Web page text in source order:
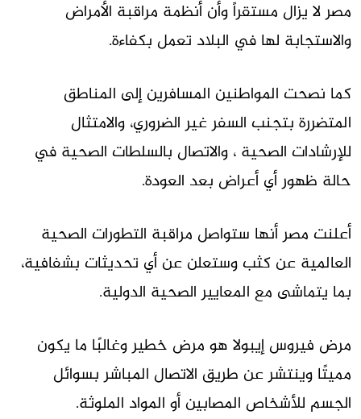
مصر لا يزال مستقراً وأن أنظمة مراقبة الأمراض
والاستجابة لها في البلاد تعمل بكفاءة.
كما نصحت المواطنين المسافرين إلى المناطق
المتضررة بتجنب السفر غير الضروري، والامتثال
للإرشادات الصحية ، والاتصال بالسلطات الصحية في
حالة ظهور أي أعراض بعد العودة.
أعلنت مصر أنها ستواصل مراقبة التطورات الصحية
العالمية عن كثب وستعلن عن أي تحديثات بشفافية،
بما يتماشى مع المعايير الصحية الدولية.
مرض فيروس إيبولا هو مرض خطير وغالبًا ما يكون
مميتًا وينتشر عن طريق الاتصال المباشر بسوائل
الجسم للأشخاص المصابين أو المواد الملوثة.